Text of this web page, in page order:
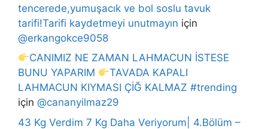
tencerede,yumuşacık ve bol soslu tavuk
tarifi!Tarifi kaydetmeyi unutmayın için
@erkangokce9058
CANIMIZ NE ZAMAN LAHMACUN İSTESE
BUNU YAPARIM
TAVADA KAPALI
LAHMACUN KIYMASI ÇİĞ KALMAZ #trending
için @cananyilmaz29
43 Kg Verdim 7 Kg Daha Veriyorum| 4.Bölüm –